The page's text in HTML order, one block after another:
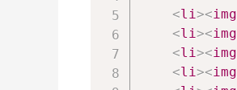
<li><img
<li><img
<li><img
<li><img